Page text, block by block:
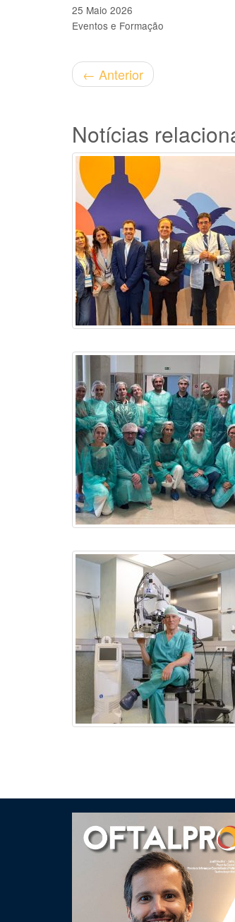
25 Maio 2026
Eventos e Formação
← Anterior
Notícias